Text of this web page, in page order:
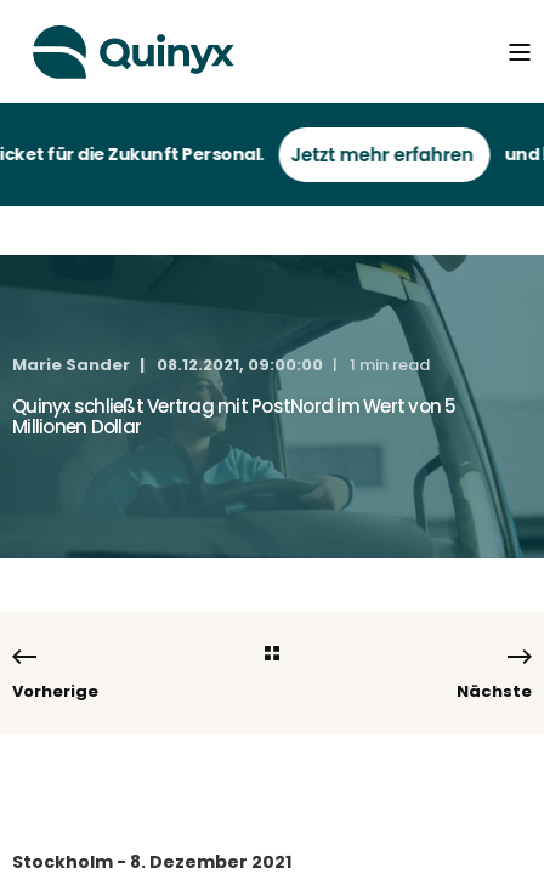
für die Zukunft Personal. und
Marie Sander 08.12.2021, 09:00:00 1 min read
Quinyx schließt Vertrag mit PostNord im Wert von 5
Millionen Dollar
Vorherige Nächste
Stockholm - 8. Dezember 2021